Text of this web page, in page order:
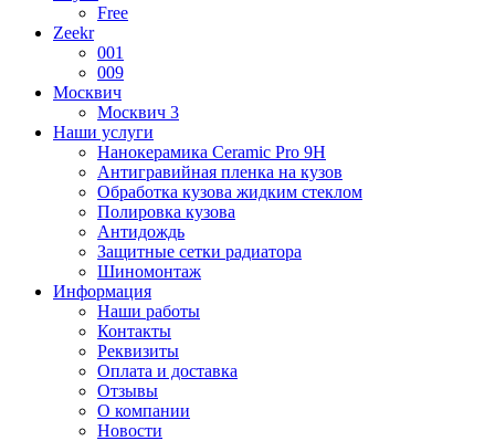
Free
Zeekr
001
009
Москвич
Москвич 3
Наши услуги
Нанокерамика Ceramic Pro 9H
Антигравийная пленка на кузов
Обработка кузова жидким стеклом
Полировка кузова
Антидождь
Защитные сетки радиатора
Шиномонтаж
Информация
Наши работы
Контакты
Реквизиты
Оплата и доставка
Отзывы
О компании
Новости